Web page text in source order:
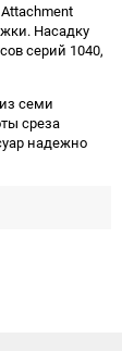
Насадку
серий 1040,
семи
среза
надежно